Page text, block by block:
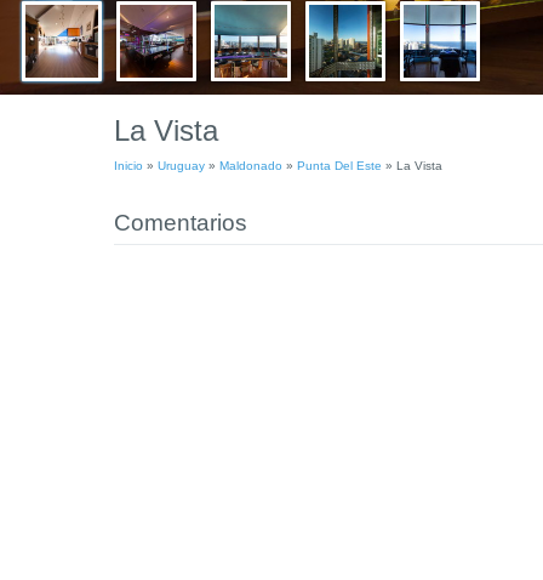
La Vista
Inicio » Uruguay » Maldonado » Punta Del Este » La Vista
Comentarios